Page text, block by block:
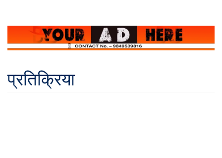
प्रतिक्रिया